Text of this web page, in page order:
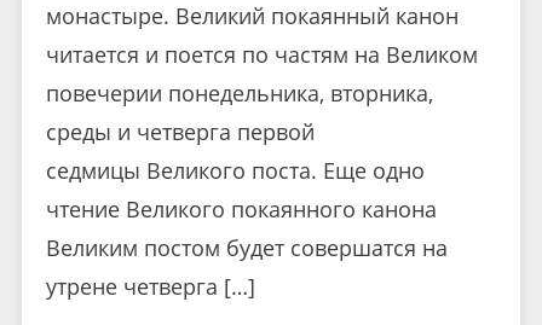
монастыре. Великий покаянный канон
читается и поется по частям на Великом
повечерии понедельника, вторника,
среды и четверга первой
седмицы Великого поста. Еще одно
чтение Великого покаянного канона
Великим постом будет совершатся на
утрене четверга […]